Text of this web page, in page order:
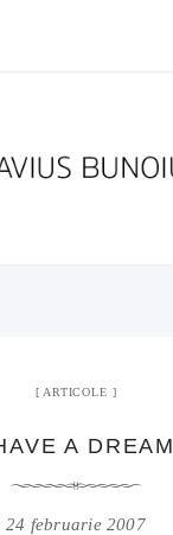
ARTICOLE
A DREAM
24 februarie 2007